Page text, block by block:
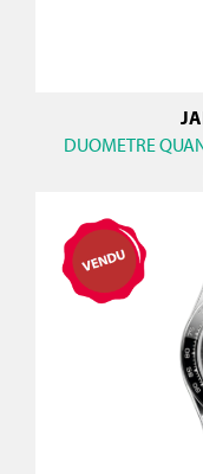
DUOMETRE